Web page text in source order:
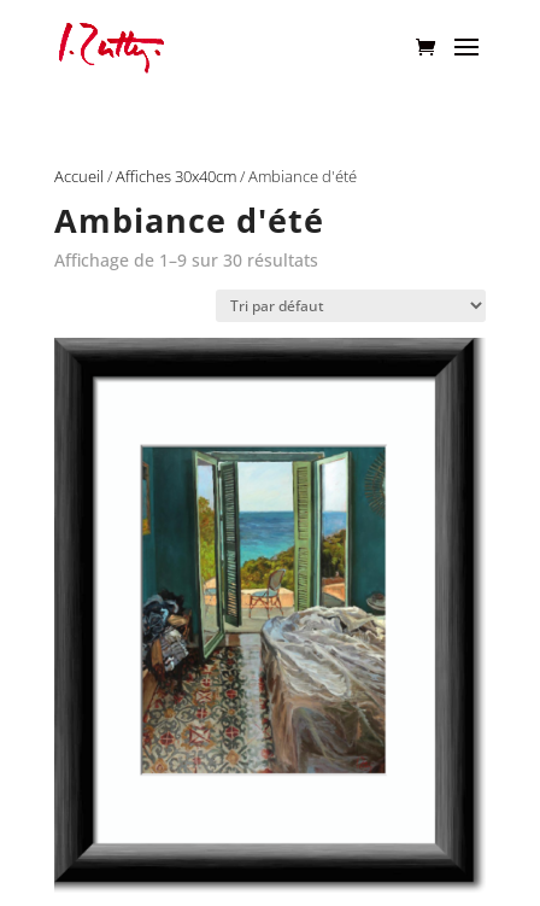
Accueil /Affiches 30x40cm/ Ambiance d'été
Ambiance d'été
Affichage de 1–9 sur 30 résultats